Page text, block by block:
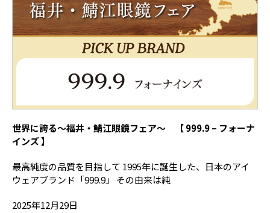
世界に誇る～福井・鯖江眼鏡フェア～ 【 999.9 – フォーナ
インズ 】
最高純度の品質を目指して 1995年に誕生した、日本のアイ
ウェアブランド「999.9」 その由来は純
2025年12月29日